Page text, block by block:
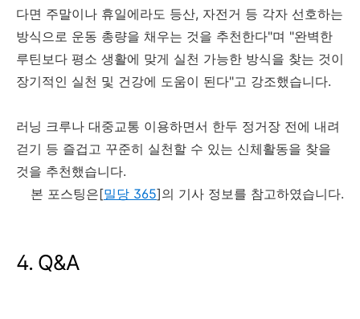
다면 주말이나 휴일에라도 등산, 자전거 등 각자 선호하는
방식으로 운동 총량을 채우는 것을 추천한다"며 "완벽한
루틴보다 평소 생활에 맞게 실천 가능한 방식을 찾는 것이
장기적인 실천 및 건강에 도움이 된다"고 강조했습니다.
러닝 크루나 대중교통 이용하면서 한두 정거장 전에 내려
걷기 등 즐겁고 꾸준히 실천할 수 있는 신체활동을 찾을
것을 추천했습니다.
본 포스팅은[밀당 365]의 기사 정보를 참고하였습니다.
4. Q&A